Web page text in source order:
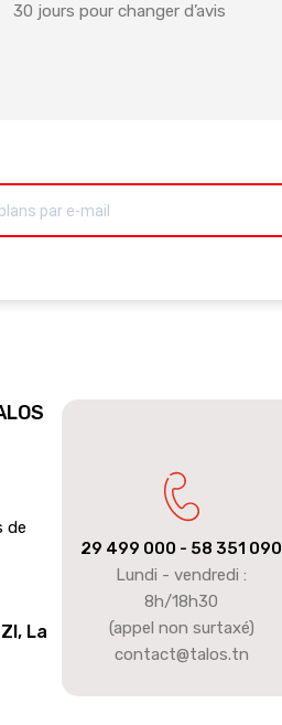
30 jours pour changer d’avis
de
La
29 499 000 - 58 351 090
Lundi - vendredi :
8h/18h30
(appel non surtaxé)
contact@talos.tn